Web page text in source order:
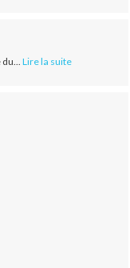
Lire la suite